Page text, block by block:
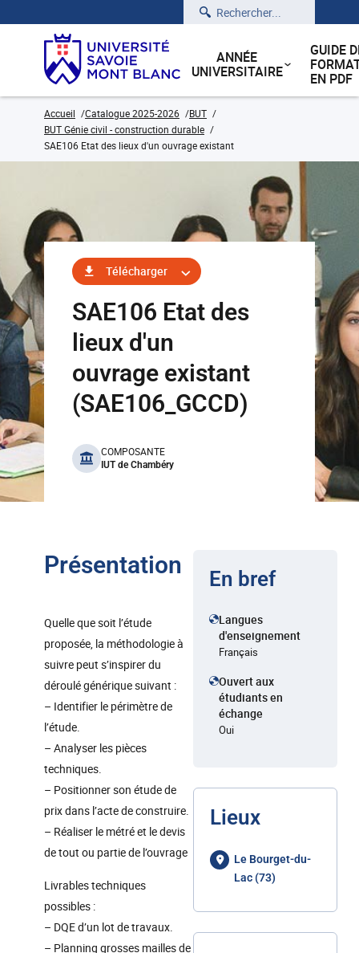
Rechercher
ANNÉE
UNIVERSITAIRE
GUIDE
EN PDF
Accueil Catalogue 2025-2026
BUT
BUT Génie civil - construction durable
SAE106 Etat des lieux d'un ouvrage existant
Télécharger
SAE106 Etat des
lieux d'un
ouvrage existant
(SAE106_GCCD)
benefits
COMPOSANTE
IUT de Chambéry
Présentation
Quelle que soit l’étude
proposée, la méthodologie à
suivre peut s’inspirer du
déroulé générique suivant :
– Identifier le périmètre de
l’étude.
– Analyser les pièces
techniques.
– Positionner son étude de
prix dans l’acte de construire.
– Réaliser le métré et le devis
de tout ou partie de l’ouvrage
Livrables techniques
possibles :
– DQE d’un lot de travaux.
– Planning grosses mailles de
En bref
Langues
d'enseignement
Français
Ouvert aux
étudiants en
échange
Oui
Lieux
Le Bourget-du-
Lac (73)